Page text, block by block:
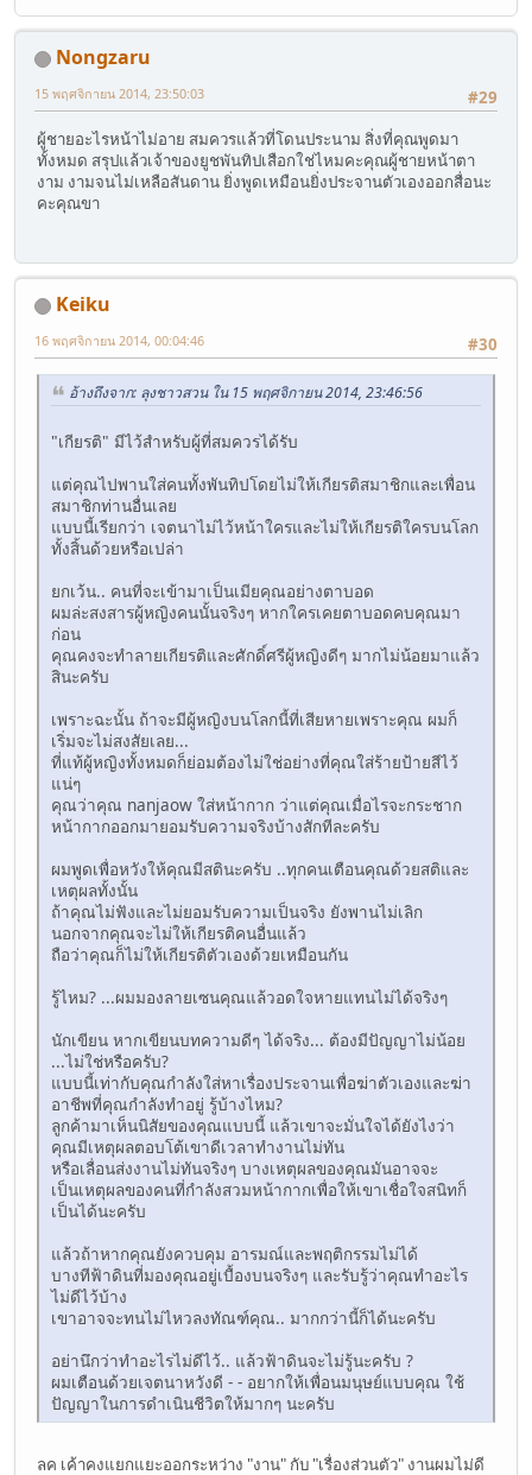
Nongzaru
#29
15 พฤศจิกายน 2014, 23:50:03
ผู้ชายอะไรหน้าไม่อาย สมควรแล้วที่โดนประนาม สิ่งที่คุณพูดมา
ทั้งหมด สรุปแล้วเจ้าของยูชพันทิปเสือกใช่ไหมคะคุณผู้ชายหน้าตา
งาม งามจนไม่เหลือสันดาน ยิ่งพูดเหมือนยิ่งประจานตัวเองออกสื่อนะ
คะคุณขา
Keiku
#30
16 พฤศจิกายน 2014, 00:04:46
อ้างถึงจาก: ลุงชาวสวน ใน 15 พฤศจิกายน 2014, 23:46:56
"เกียรติ" มีไว้สำหรับผู้ที่สมควรได้รับ
แต่คุณไปพานใส่คนทั้งพันทิปโดยไม่ให้เกียรติสมาชิกและเพื่อน
สมาชิกท่านอื่นเลย
แบบนี้เรียกว่า เจตนาไม่ไว้หน้าใครและไม่ให้เกียรติใครบนโลก
ทั้งสิ้นด้วยหรือเปล่า
ยกเว้น.. คนที่จะเข้ามาเป็นเมียคุณอย่างตาบอด
ผมล่ะสงสารผู้หญิงคนนั้นจริงๆ หากใครเคยตาบอดคบคุณมา
ก่อน
คุณคงจะทำลายเกียรติและศักดิ์ศรีผู้หญิงดีๆ มากไม่น้อยมาแล้ว
สินะครับ
เพราะฉะนั้น ถ้าจะมีผู้หญิงบนโลกนี้ที่เสียหายเพราะคุณ ผมก็
เริ่มจะไม่สงสัยเลย...
ที่แท้ผู้หญิงทั้งหมดก็ย่อมต้องไม่ใช่อย่างที่คุณใส่ร้ายป้ายสีไว้
แน่ๆ
คุณว่าคุณ nanjaow ใส่หน้ากาก ว่าแต่คุณเมื่อไรจะกระชาก
หน้ากากออกมายอมรับความจริงบ้างสักทีละครับ
ผมพูดเพื่อหวังให้คุณมีสตินะครับ ..ทุกคนเตือนคุณด้วยสติและ
เหตุผลทั้งนั้น
ถ้าคุณไม่ฟังและไม่ยอมรับความเป็นจริง ยังพานไม่เลิก
นอกจากคุณจะไม่ให้เกียรติคนอื่นแล้ว
ถือว่าคุณก็ไม่ให้เกียรติตัวเองด้วยเหมือนกัน
รู้ไหม? ...ผมมองลายเซนคุณแล้วอดใจหายแทนไม่ได้จริงๆ
นักเขียน หากเขียนบทความดีๆ ได้จริง... ต้องมีปัญญาไม่น้อย
...ไม่ใช่หรือครับ?
แบบนี้เท่ากับคุณกำลังใส่หาเรื่องประจานเพื่อฆ่าตัวเองและฆ่า
อาชีพที่คุณกำลังทำอยู่ รู้บ้างไหม?
ลูกค้ามาเห็นนิสัยของคุณแบบนี้ แล้วเขาจะมั่นใจได้ยังไงว่า
คุณมีเหตุผลตอบโต้เขาดีเวลาทำงานไม่ทัน
หรือเลื่อนส่งงานไม่ทันจริงๆ บางเหตุผลของคุณมันอาจจะ
เป็นเหตุผลของคนที่กำลังสวมหน้ากากเพื่อให้เขาเชื่อใจสนิทก็
เป็นได้นะครับ
แล้วถ้าหากคุณยังควบคุม อารมณ์และพฤติกรรมไม่ได้
บางทีฟ้าดินที่มองคุณอยู่เบื้องบนจริงๆ และรับรู้ว่าคุณทำอะไร
ไม่ดีไว้บ้าง
เขาอาจจะทนไม่ไหวลงทัณฑ์คุณ.. มากกว่านี้ก็ได้นะครับ
อย่านึกว่าทำอะไรไม่ดีไว้.. แล้วฟ้าดินจะไม่รู้นะครับ ?
ผมเตือนด้วยเจตนาหวังดี - - อยากให้เพื่อนมนุษย์แบบคุณ ใช้
ปัญญาในการดำเนินชีวิตให้มากๆ นะครับ
ลค เค้าคงแยกแยะออกระหว่าง "งาน" กับ "เรื่องส่วนตัว" งานผมไม่ดี